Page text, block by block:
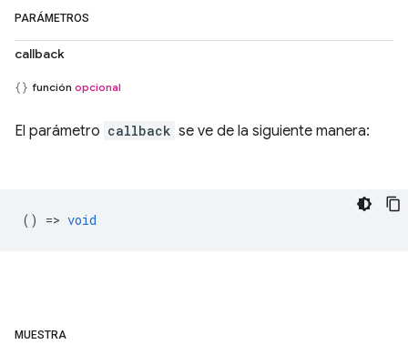
PARÁMETROS
callback
función opcional
El parámetro callback se ve de la siguiente manera:
() => void
MUESTRA